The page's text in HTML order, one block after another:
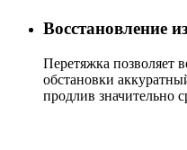
Восстановление
Перетяжка позволяет
обстановки
продлив значительно